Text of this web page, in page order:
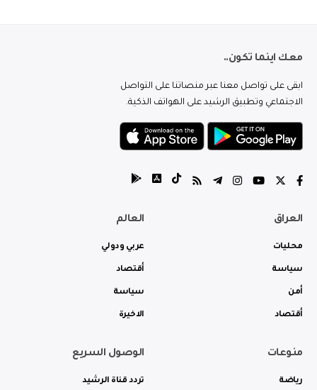
معك اينما تكون..
ابقى على تواصل معنا عبر منصاتنا على التواصل
الاجتماعي وتطبيق الرشيد على الهواتف الذكية.
العراق
محليات
سياسة
أمن
أقتصاد
العالم
عربي ودولي
أقتصاد
سياسة
الاخيرة
منوعات
رياضة
الوصول السريع
تردد قناة الرشيد